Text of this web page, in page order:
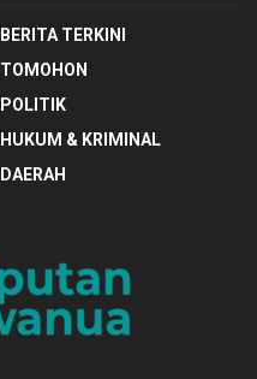
BERITA TERKINI
TOMOHON
POLITIK
HUKUM & KRIMINAL
DAERAH